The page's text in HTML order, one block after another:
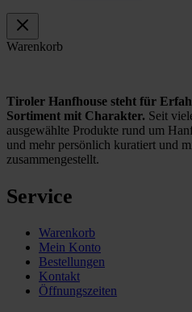
Warenkorb
Tiroler Hanfhouse steht für
Sortiment mit Charakter. Seit
ausgewählte Produkte rund um
und mehr persönlich kuratiert und
zusammengestellt.
Service
Warenkorb
Mein Konto
Bestellungen
Kontakt
Öffnungszeiten